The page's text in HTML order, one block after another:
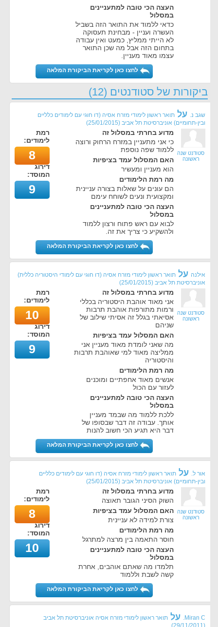
העצה הכי טובה למתעניינים
במסלול
כדאי ללמוד את התואר הזה בשביל
העשרה ועניין - מבחינת תעסוקה
לא הייתי ממליץ, כמעט ואין עבודה
בתחום הזה אבל מה שכן התואר
עצמו מאוד מעניין.
לחצו כאן לקריאת הביקורת המלאה
ביקורות של סטודנטים (12)
שגב נ. על תואר ראשון לימודי מזרח אסיה (דו חוגי עם לימודים כלליים
ובין-תחומיים) אוניברסיטת תל אביב (
25/01/2015
)
סטודנט שנה
ראשונה
מדוע בחרתי במסלול זה
כי אני מתעניין במזרח הרחוק ורוצה
ללמוד שפה נוספת
האם המסלול עמד בציפיות
הוא מעניין ומעשיר
מה רמת הלימודים
הם עונים על שאלות בצורה עניינית
ומקצועית ונעים לשוחח עימם
העצה הכי טובה למתעניינים
במסלול
לבוא עם ראש פתוח ורצון ללמוד
ולהשקיע כי צריך את זה.
רמת
לימודים:
8
דירוג
המוסד:
9
לחצו כאן לקריאת הביקורת המלאה
אילנה על תואר ראשון לימודי מזרח אסיה (דו חוגי עם לימודי היסטוריה כללית)
אוניברסיטת תל אביב (
25/01/2015
)
סטודנט שנה
ראשונה
מדוע בחרתי במסלול זה
אני מאוד אוהבת היסטוריה בכללי
ורמות מתורפות אוהבת תרבות
אסיאתי בגלל זה אסיתי שילוב של
שניהם
האם המסלול עמד בציפיות
מה שאני לומדת מאוד מעניין אני
ממליצה מאוד למי שאוהבת תרבות
והיסטוריה
מה רמת הלימודים
אנשים מאוד אחפתיים ומוכנים
לעזור עם הכול
העצה הכי טובה למתעניינים
במסלול
ללכת ללמוד מה שבמד מעניין
אותך. עבודה זה דבר שבסופו של
דבר היא תגיע הכי חשוב להנות
רמת
לימודים:
10
דירוג
המוסד:
9
לחצו כאן לקריאת הביקורת המלאה
אור ל. על תואר ראשון לימודי מזרח אסיה (דו חוגי עם לימודים כלליים
ובין-תחומיים) אוניברסיטת תל אביב (
25/01/2015
)
סטודנט שנה
ראשונה
מדוע בחרתי במסלול זה
השוק הסיני הגובר תאוצה
האם המסלול עמד בציפיות
צורת למידה לא עניינית
מה רמת הלימודים
חוסר התאמה בין מרצה למתרגל
העצה הכי טובה למתעניינים
במסלול
תלמדו מה שאתם אוהבים, אחרת
קשה לשבת וללמוד
רמת
לימודים:
8
דירוג
המוסד:
10
לחצו כאן לקריאת הביקורת המלאה
Miran C. על תואר ראשון לימודי מזרח אסיה אוניברסיטת תל אביב
(
29/11/2011
)